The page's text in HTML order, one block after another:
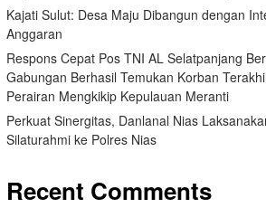
Kajati Sulut: Desa Maju Dibangun dengan
Anggaran
Respons Cepat Pos TNI AL Selatpanjang
Gabungan Berhasil Temukan Korban
Perairan Mengkikip Kepulauan Meranti
Perkuat Sinergitas, Danlanal Nias
Silaturahmi ke Polres Nias
Recent Comments